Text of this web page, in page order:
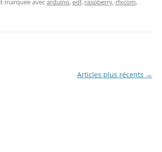
marquée avecarduino,edf, raspberry, rfxcom,
Articles plus récents →